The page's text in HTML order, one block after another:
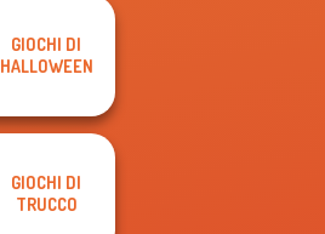
GIOCHI DI
HALLOWEEN
GIOCHI DI
TRUCCO